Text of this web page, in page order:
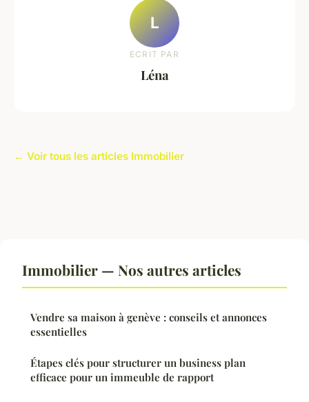
L
ECRIT PAR
Léna
← Voir tous les articles Immobilier
Immobilier — Nos autres articles
Vendre sa maison à genève : conseils et annonces
essentielles
Étapes clés pour structurer un business plan
efficace pour un immeuble de rapport